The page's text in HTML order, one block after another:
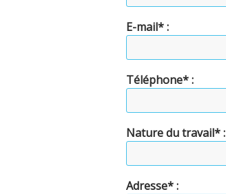
E-mail* :
Téléphone* :
Nature du travail* :
Adresse* :